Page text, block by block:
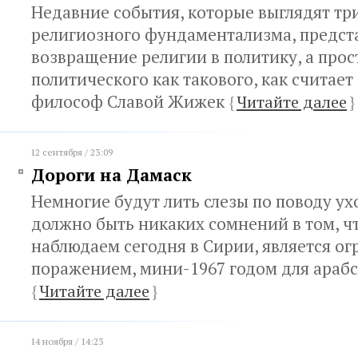
Недавние события, которые выглядят
религиозного фундаментализма,
возвращение религии в политику, а
политического как такового, как
философ Славой Жижек{Читайте далее}
12 сентября / 23:09
Дороги на Дамаск
Немногие будут лить слезы по поводу
должно быть никаких сомнений в том,
наблюдаем сегодня в Сирии, является
поражением, мини-1967 годом для
{Читайте далее}
14 ноября / 14:23